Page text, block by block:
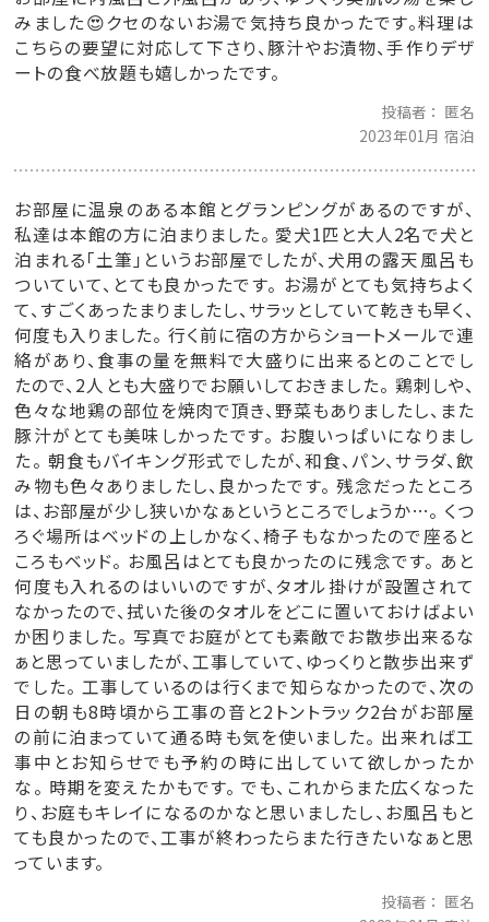
みました😍クセのないお湯で気持ち良かったです。料理は
こちらの要望に対応して下さり、豚汁やお漬物、手作りデザ
ートの食べ放題も嬉しかったです。
投稿者
匿名
2023年01月 宿泊
お部屋に温泉のある本館とグランピングがあるのですが、
私達は本館の方に泊まりました。 愛犬1匹と大人2名で犬と
泊まれる「土筆」というお部屋でしたが、犬用の露天風呂も
ついていて、とても良かったです。 お湯がとても気持ちよく
て、すごくあったまりましたし、サラッとしていて乾きも早く、
何度も入りました。 行く前に宿の方からショートメールで連
絡があり、食事の量を無料で大盛りに出来るとのことでし
たので、2人とも大盛りでお願いしておきました。 鶏刺しや、
色々な地鶏の部位を焼肉で頂き、野菜もありましたし、また
豚汁がとても美味しかったです。 お腹いっぱいになりまし
た。 朝食もバイキング形式でしたが、和食、パン、サラダ、飲
み物も色々ありましたし、良かったです。 残念だったところ
は、お部屋が少し狭いかなぁというところでしょうか…。 くつ
ろぐ場所はベッドの上しかなく、椅子もなかったので座ると
ころもベッド。 お風呂はとても良かったのに残念です。 あと
何度も入れるのはいいのですが、タオル掛けが設置されて
なかったので、拭いた後のタオルをどこに置いておけばよい
か困りました。 写真でお庭がとても素敵でお散歩出来るな
ぁと思っていましたが、工事していて、ゆっくりと散歩出来ず
でした。 工事しているのは行くまで知らなかったので、次の
日の朝も8時頃から工事の音と2トントラック2台がお部屋
の前に泊まっていて通る時も気を使いました。 出来れば工
事中とお知らせでも予約の時に出していて欲しかったか
な。 時期を変えたかもです。 でも、これからまた広くなった
り、お庭もキレイになるのかなと思いましたし、お風呂もと
ても良かったので、工事が終わったらまた行きたいなぁと思
っています。
投稿者
匿名